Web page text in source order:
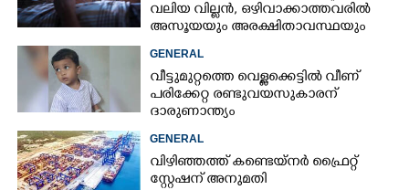
വലിയ വില്ലൻ, ഒഴിവാക്കാത്തവരിൽ
അസൂയയും അരക്ഷിതാവസ്ഥയും
GENERAL
വീട്ടുമുറ്റത്തെ വെള്ളക്കെട്ടിൽ വീണ്
പരിക്കേറ്റ രണ്ടുവയസുകാരന്
ദാരുണാന്ത്യം
GENERAL
വിഴിഞ്ഞത്ത് കണ്ടെയ്നർ ഫ്രൈറ്റ്
സ്റ്റേഷന് അനുമതി